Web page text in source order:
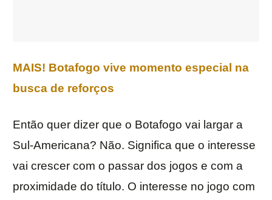
MAIS! Botafogo vive momento especial na
busca de reforços
Então quer dizer que o Botafogo vai largar a
Sul-Americana? Não. Significa que o interesse
vai crescer com o passar dos jogos e com a
proximidade do título. O interesse no jogo com